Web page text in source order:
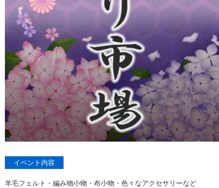
イベント内容
羊毛フェルト・編み物小物・布小物・色々なアクセサリーなど